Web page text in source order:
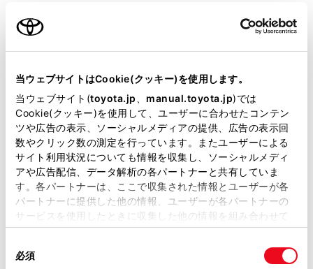
当ウェブサイトはCookie(クッキー)を使用します。
当ウェブサイト(toyota.jp manual.toyota.jp)では
Cookie(クッキー)を使用して、ユーザーに合わせたコンテン
ツや広告の表示、ソーシャルメディアの提供、広告の表示回
数やクリック数の測定を行っています。またユーザーによる
サイト利用状況についても情報を収集し、ソーシャルメディ
アや広告配信、データ解析の各パートナーと共有していま
す。各パートナーは、ここで収集された情報とユーザーが各
パートナーに提供した他の情報、ユーザーが各パートナーの
サービスを使用したときに収集した他の情報を組み合わせて
使用することがあります。当ウェブサイトの使用を続行する
必須